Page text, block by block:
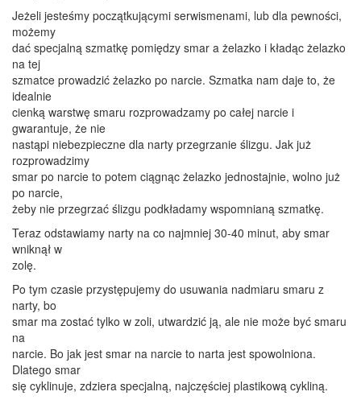
Jeżeli jesteśmy początkującymi serwismenami, lub dla pewności,
możemy
dać specjalną szmatkę pomiędzy smar a żelazko i kładąc żelazko
na tej
szmatce prowadzić żelazko po narcie. Szmatka nam daje to, że
idealnie
cienką warstwę smaru rozprowadzamy po całej narcie i
gwarantuje, że nie
nastąpi niebezpieczne dla narty przegrzanie ślizgu. Jak już
rozprowadzimy
smar po narcie to potem ciągnąc żelazko jednostajnie, wolno już
po narcie,
żeby nie przegrzać ślizgu podkładamy wspomnianą szmatkę.
Teraz odstawiamy narty na co najmniej 30-40 minut, aby smar
wniknął w
zolę.
Po tym czasie przystępujemy do usuwania nadmiaru smaru z
narty, bo
smar ma zostać tylko w zoli, utwardzić ją, ale nie może być smaru
na
narcie. Bo jak jest smar na narcie to narta jest spowolniona.
Dlatego smar
się cyklinuje, zdziera specjalną, najczęściej plastikową cykliną.